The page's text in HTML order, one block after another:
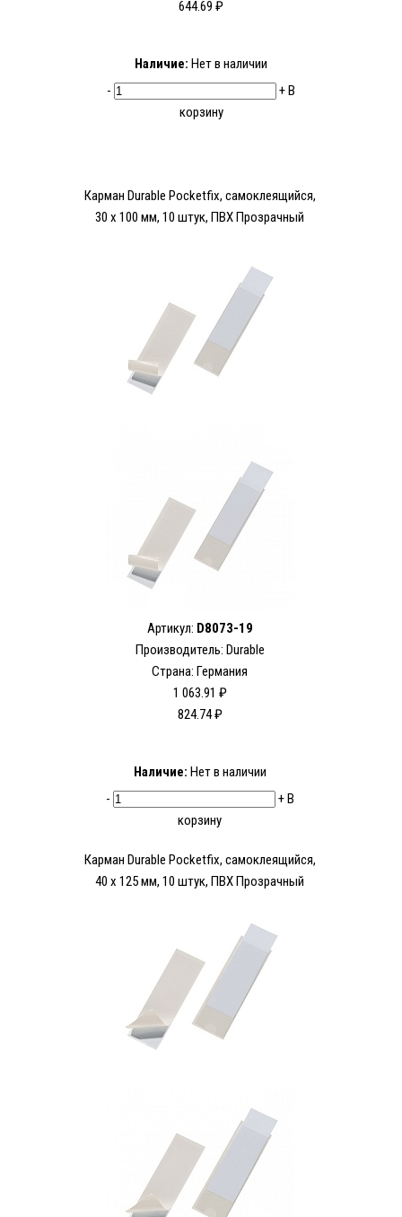
644.69 ₽
Наличие: Нет в наличии
-
+В
корзину
Карман Durable Pocketfix, самоклеящийся,
30 х 100 мм, 10 штук, ПВХ Прозрачный
Артикул: D8073-19
Производитель: Durable
Страна: Германия
1 063.91 ₽
824.74 ₽
Наличие: Нет в наличии
-
+В
корзину
Карман Durable Pocketfix, самоклеящийся,
40 х 125 мм, 10 штук, ПВХ Прозрачный